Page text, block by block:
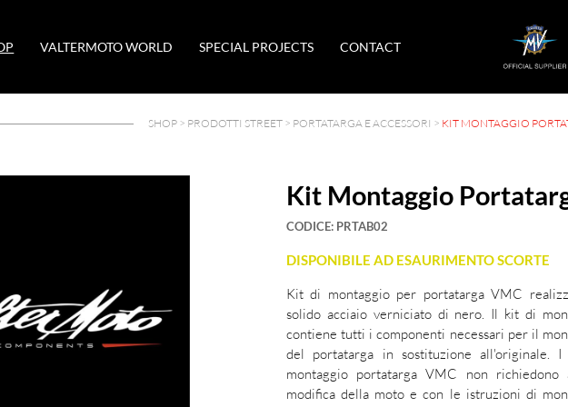
VALTERMOTO WORLD SPECIAL PROJECTS CONTACT
SHOP > PRODOTTI STREET > PORTATARGA E ACCESSORI > KIT MONTAGGIO
Kit Montaggio
CODICE: PRTAB02
DISPONIBILE AD ESAURIMENTO SCORTE
Kit di montaggio per portatarga VMC
solido acciaio verniciato di nero. Il kit di
contiene tutti i componenti necessari per il
del portatarga in sostituzione all'originale.
montaggio portatarga VMC non richiedono
modifica della moto e con le istruzioni di